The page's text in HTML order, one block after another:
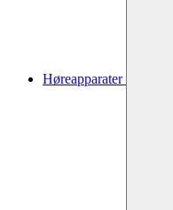
Høreapparater